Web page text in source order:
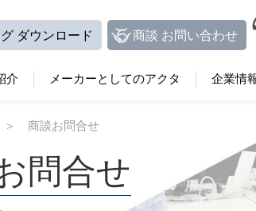
ダウンロード 商談 お問い合わせ
介 メーカーとしてのアクタ 企業情
商談お問合せ
問合せ